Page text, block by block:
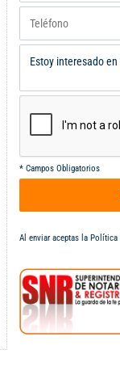
* Campos Obligatorios
Al enviar aceptas la Política